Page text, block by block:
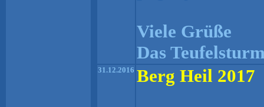
Viele Grüße
Das
31.12.2016 Berg Heil 2017